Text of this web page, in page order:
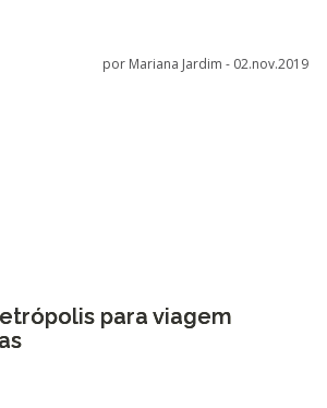
por Mariana Jardim - 02.nov.2019
para viagem